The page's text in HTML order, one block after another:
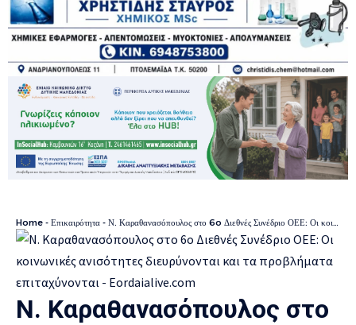
Home - Επικαιρότητα - Ν. Καραθανασόπουλος στο 6o Διεθνές Συνέδριο ΟΕΕ: Οι κοινωνικές ανισότητες διευρύνονται και τα προβλήματα επιταχύνονται
Ν. Καραθανασόπουλος στο